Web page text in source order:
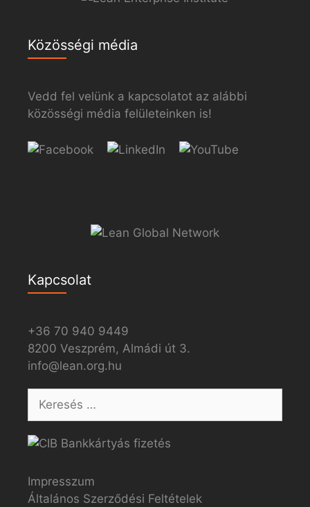
Közösségi média
Vedd fel velünk a kapcsolatot az alábbi
közösségi média felületeinken is!
Kapcsolat
+36 70 940 9449
8200 Veszprém, Almádi út 3.
info@lean.org.hu
Impresszum
Általános Szerződési Feltételek